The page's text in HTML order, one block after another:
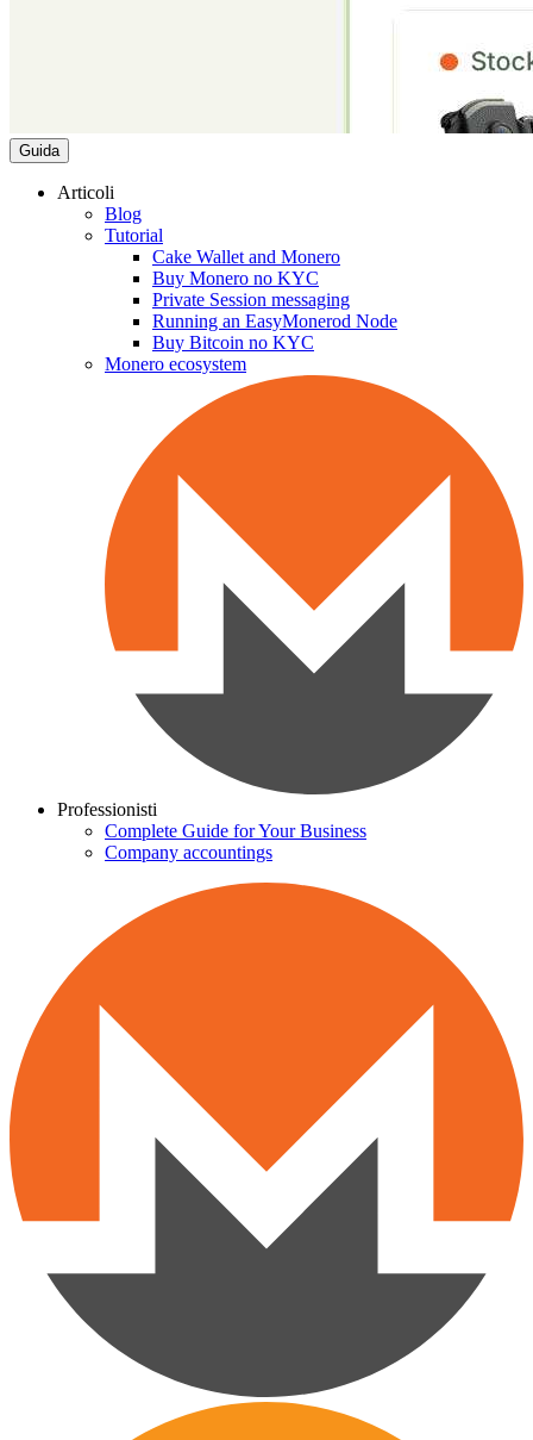
Guida
Articoli
Blog
Tutorial
Cake Wallet and Monero
Buy Monero no KYC
Private Session messaging
Running an EasyMonerod Node
Buy Bitcoin no KYC
Monero ecosystem
Professionisti
Complete Guide for Your Business
Company accountings